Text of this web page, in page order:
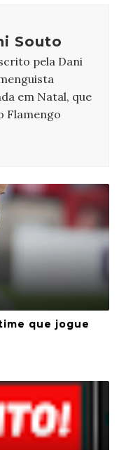
Souto
pela Dani
em Natal, que
Flamengo
que jogue